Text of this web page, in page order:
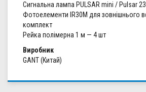
Сигнальна лампа PULSAR mini / Pulsar
Фотоелементи IR30M для зовнішнього
комплект
Рейка полімерна 1 м — 4 шт
Виробник
GANT (Китай)